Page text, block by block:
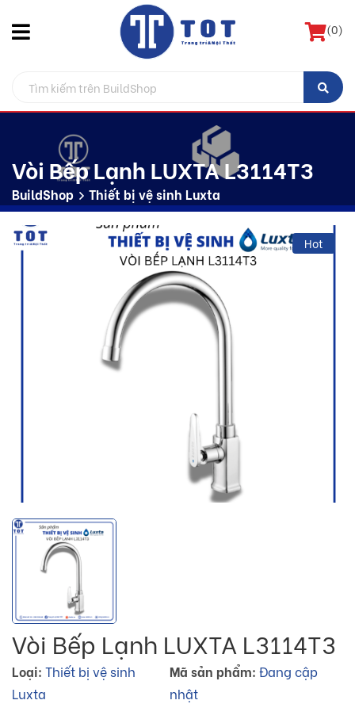
(0)
Vòi Bếp Lạnh LUXTA L3114T3
BuildShop Thiết bị vệ sinh Luxta
Hot
Vòi Bếp Lạnh LUXTA L3114T3
Loại: Thiết bị vệ sinh
Luxta
Mã sản phẩm: Đang cập
nhật